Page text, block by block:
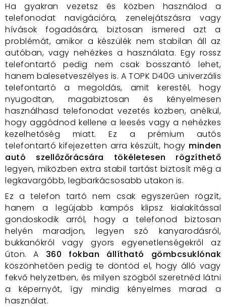
Ha gyakran vezetsz és közben használod a
telefonodat navigációra, zenelejátszásra vagy
hívások fogadására, biztosan ismered azt a
problémát, amikor a készülék nem stabilan áll az
autóban, vagy nehézkes a használata. Egy rossz
telefontartó pedig nem csak bosszantó lehet,
hanem balesetveszélyes is. A TOPK D40G univerzális
telefontartó a megoldás, amit kerestél, hogy
nyugodtan, magabiztosan és kényelmesen
használhasd telefonodat vezetés közben, anélkül,
hogy aggódnod kellene a leesés vagy a nehézkes
kezelhetőség miatt. Ez a prémium autós
telefontartó kifejezetten arra készült, hogy minden
autó szellőzőrácsára tökéletesen rögzíthető
legyen, miközben extra stabil tartást biztosít még a
legkavargóbb, legbarkácsosabb utakon is.
Ez a telefon tartó nem csak egyszerűen rögzít,
hanem a legújabb kampós klipsz kialakítással
gondoskodik arról, hogy a telefonod biztosan
helyén maradjon, legyen szó kanyarodásról,
bukkanókról vagy gyors egyenetlenségekről az
úton. A 360 fokban állítható gömbcsuklónak
köszönhetően pedig te döntöd el, hogy álló vagy
fekvő helyzetben, és milyen szögből szeretnéd látni
a képernyőt, így mindig kényelmes marad a
használat.